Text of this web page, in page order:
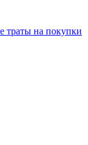
траты на покупки